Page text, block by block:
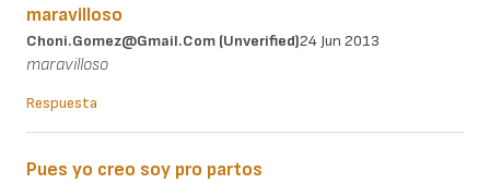
maravilloso
Choni.gomez@gmail.com (unverified)24 Jun 2013
maravilloso
Respuesta
Pues yo creo soy pro partos